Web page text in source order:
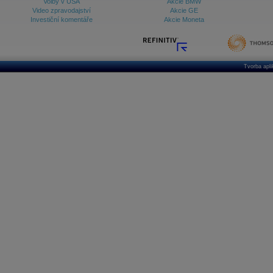
Video zpravodajství
Investiční komentáře
Akcie GE
Akcie Moneta
Tvorba